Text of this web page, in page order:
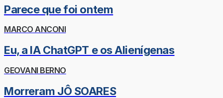
Parece que foi ontem
MARCO ANCONI
Eu, a IA ChatGPT e os Alienígenas
GEOVANI BERNO
Morreram JÔ SOARES